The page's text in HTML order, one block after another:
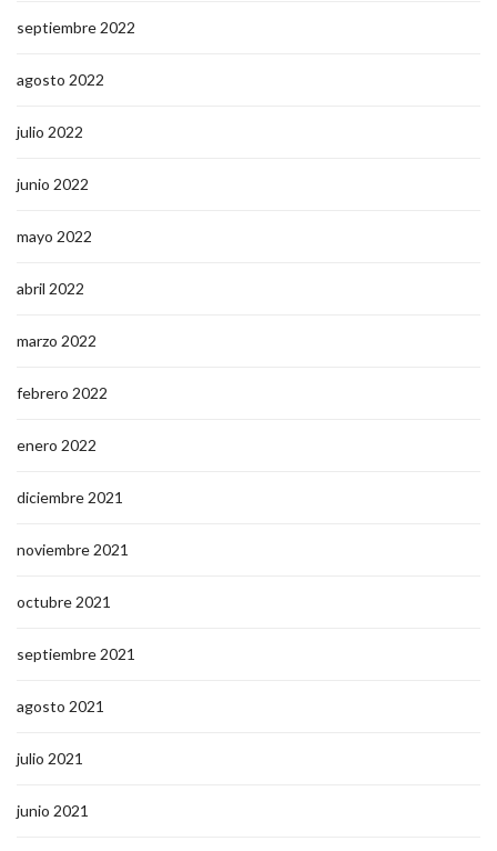
septiembre 2022
agosto 2022
julio 2022
junio 2022
mayo 2022
abril 2022
marzo 2022
febrero 2022
enero 2022
diciembre 2021
noviembre 2021
octubre 2021
septiembre 2021
agosto 2021
julio 2021
junio 2021